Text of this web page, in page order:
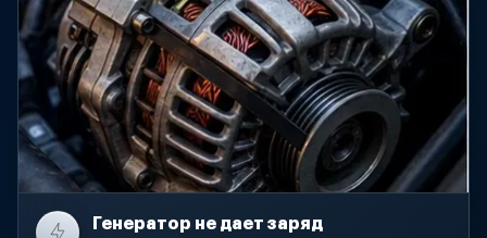
Генератор не дает заряд